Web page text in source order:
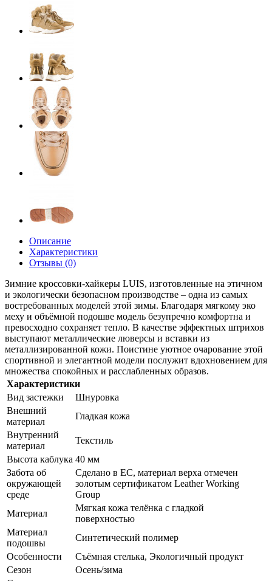
Описание
Характеристики
Отзывы (0)
Зимние кроссовки-хайкеры LUIS, изготовленные на этичном
и экологически безопасном производстве – одна из самых
востребованных моделей этой зимы. Благодаря мягкому эко
меху и объёмной подошве модель безупречно комфортна и
превосходно сохраняет тепло. В качестве эффектных штрихов
выступают металлические люверсы и вставки из
металлизированной кожи. Поистине уютное очарование этой
спортивной и элегантной модели послужит вдохновением для
множества спокойных и расслабленных образов.
Характеристики
Вид застежки
Шнуровка
Внешний
материал
Гладкая кожа
Внутренний
материал
Текстиль
Высота каблука 40 мм
Забота об
окружающей
среде
Сделано в ЕС, материал верха отмечен
золотым сертификатом Leather Working
Group
Материал
Мягкая кожа телёнка с гладкой
поверхностью
Материал
подошвы
Синтетический полимер
Особенности
Съёмная стелька, Экологичный продукт
Сезон
Осень/зима